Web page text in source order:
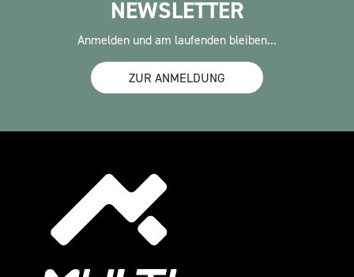
NEWSLETTER
Anmelden und am laufenden bleiben...
ZUR ANMELDUNG